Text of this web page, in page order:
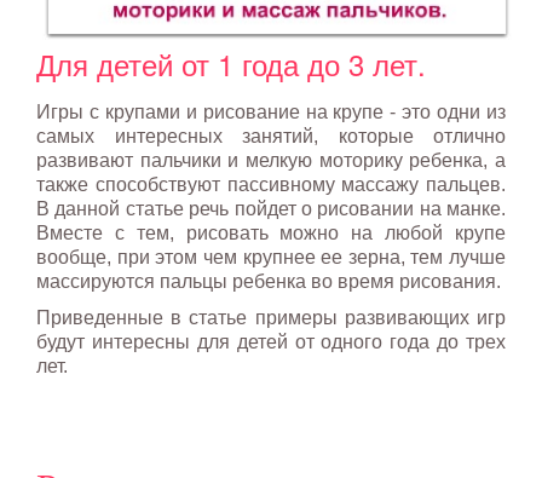
Для детей от 1 года до 3 лет.
Игры с крупами и рисование на крупе - это одни из
самых интересных занятий, которые отлично
развивают пальчики и мелкую моторику ребенка, а
также способствуют пассивному массажу пальцев.
В данной статье речь пойдет о рисовании на манке.
Вместе с тем, рисовать можно на любой крупе
вообще, при этом чем крупнее ее зерна, тем лучше
массируются пальцы ребенка во время рисования.
Приведенные в статье примеры развивающих игр
будут интересны для детей от одного года до трех
лет.